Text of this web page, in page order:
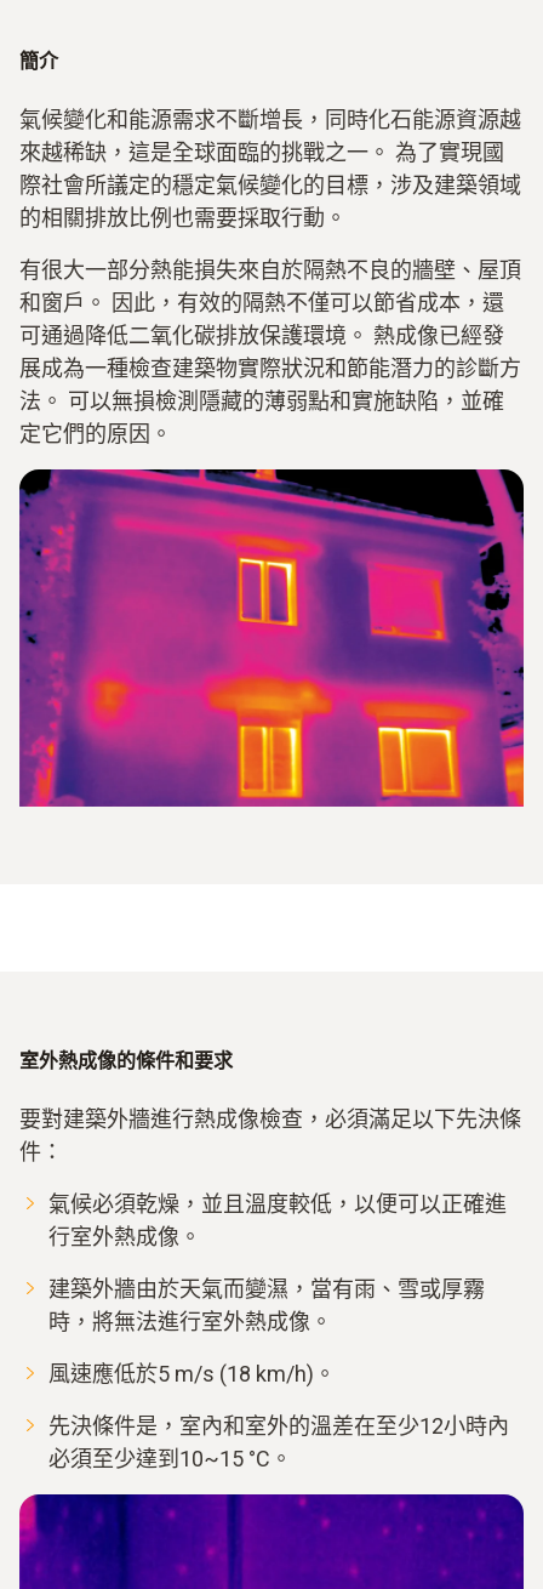
簡介
氣候變化和能源需求不斷增長，同時化石能源資源越
來越稀缺，這是全球面臨的挑戰之一。 為了實現國
際社會所議定的穩定氣候變化的目標，涉及建築領域
的相關排放比例也需要採取行動。
有很大一部分熱能損失來自於隔熱不良的牆壁、屋頂
和窗戶。 因此，有效的隔熱不僅可以節省成本，還
可通過降低二氧化碳排放保護環境。 熱成像已經發
展成為一種檢查建築物實際狀況和節能潛力的診斷方
法。 可以無損檢測隱藏的薄弱點和實施缺陷，並確
定它們的原因。
室外熱成像的條件和要求
要對建築外牆進行熱成像檢查，必須滿足以下先決條
件：
氣候必須乾燥，並且溫度較低，以便可以正確進
行室外熱成像。
建築外牆由於天氣而變濕，當有雨、雪或厚霧
時，將無法進行室外熱成像。
風速應低於5 m/s (18 km/h)。
先決條件是，室內和室外的溫差在至少12小時內
必須至少達到10~15 °C。